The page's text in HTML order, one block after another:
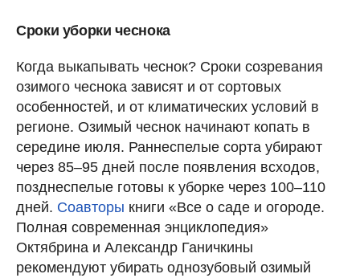
Сроки уборки чеснока
Когда выкапывать чеснок? Сроки созревания
озимого чеснока зависят и от сортовых
особенностей, и от климатических условий в
регионе. Озимый чеснок начинают копать в
середине июля. Раннеспелые сорта убирают
через 85–95 дней после появления всходов,
позднеспелые готовы к уборке через 100–110
дней. Соавторы книги «Все о саде и огороде.
Полная современная энциклопедия»
Октябрина и Александр Ганичкины
рекомендуют убирать однозубовый озимый